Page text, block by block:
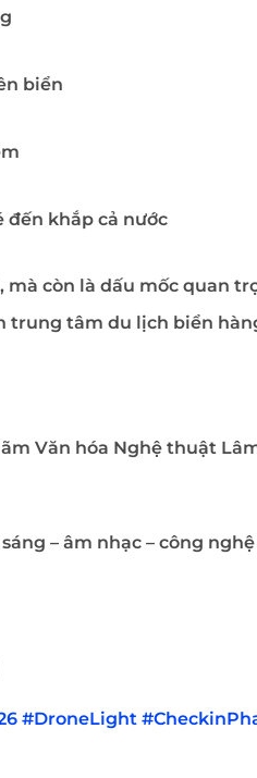
biển
khắp cả nước
còn là dấu mốc quan
tâm du lịch biển
Văn hóa Nghệ thuật
– âm nhạc – công
#DroneLight